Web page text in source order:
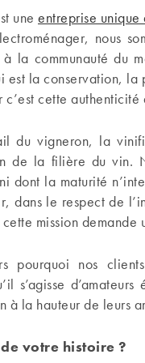
une entreprise unique
nous
la communauté du
est la conservation, la
cette
du vigneron, la
de la filière du vin.
dont la maturité
dans le respect de
mission demande
pourquoi nos
s’agisse
à la hauteur de leurs
votre histoire ?